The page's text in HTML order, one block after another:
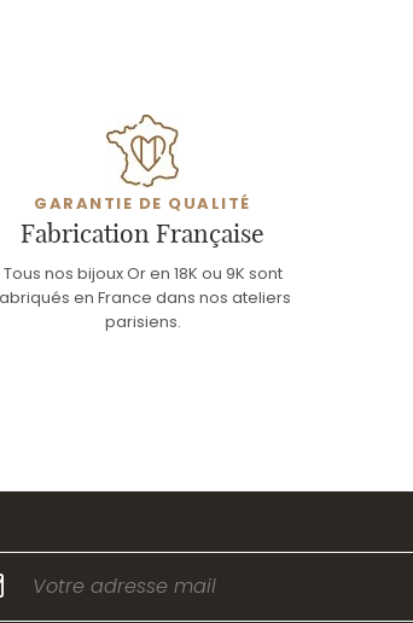
GARANTIE DE QUALITÉ
Fabrication Française
Tous nos bijoux Or en 18K ou 9K sont
en France dans nos ateliers
parisiens.